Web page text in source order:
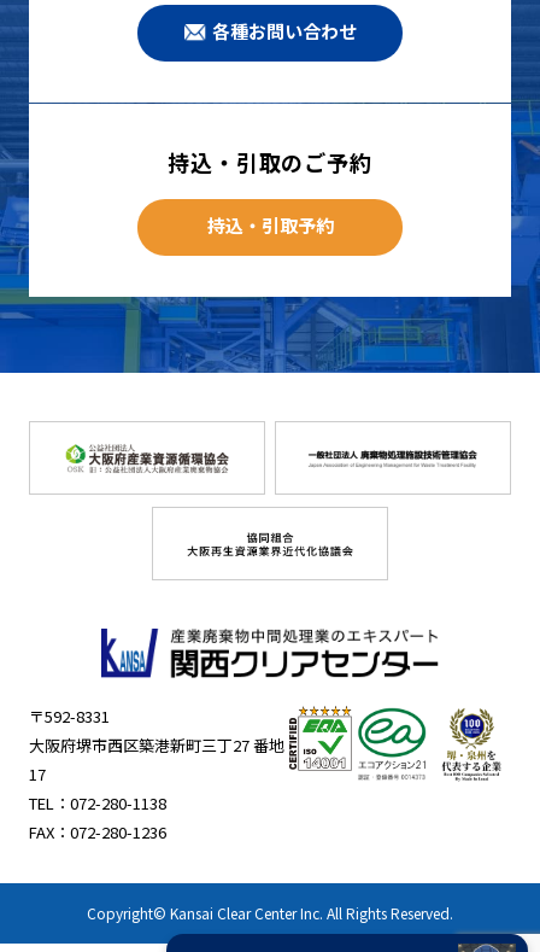
各種お問い合わせ
持込・引取のご予約
持込・引取予約
〒592-8331
大阪府堺市西区築港新町三丁27 番地
17
TEL： 072-280-1138
FAX：072-280-1236
Copyright© Kansai Clear Center Inc. All Rights Reserved.